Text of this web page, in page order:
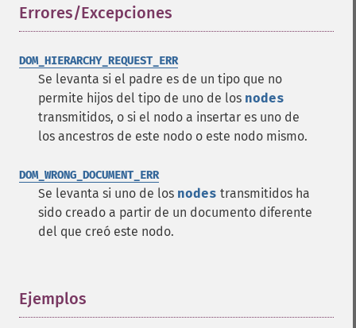
Errores/Excepciones
DOM_HIERARCHY_REQUEST_ERR
Se levanta si el padre es de un tipo que no
permite hijos del tipo de uno de los nodes
transmitidos, o si el nodo a insertar es uno de
los ancestros de este nodo o este nodo mismo.
DOM_WRONG_DOCUMENT_ERR
Se levanta si uno de los nodes transmitidos ha
sido creado a partir de un documento diferente
del que creó este nodo.
Ejemplos